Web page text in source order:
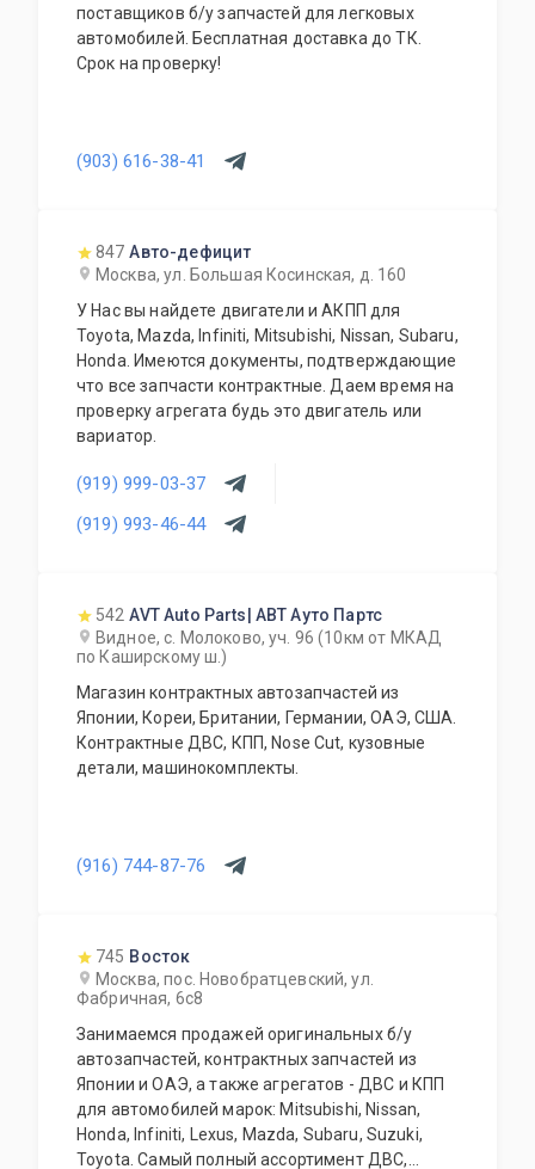
поставщиков б/у запчастей для легковых
автомобилей. Бесплатная доставка до ТК.
Срок на проверку!
(903) 616-38-41
847 Авто-дефицит
Москва, ул. Большая Косинская, д. 160
У Нас вы найдете двигатели и АКПП для
Toyota, Mazda, Infiniti, Mitsubishi, Nissan, Subaru,
Honda. Имеются документы, подтверждающие
что все запчасти контрактные. Даем время на
проверку агрегата будь это двигатель или
вариатор.
(919) 999-03-37
(919) 993-46-44
542 AVT Auto Parts| АВТ Ауто Партс
Видное, с. Молоково, уч. 96 (10км от МКАД
по Каширскому ш.)
Магазин контрактных автозапчастей из
Японии, Кореи, Британии, Германии, ОАЭ, США.
Контрактные ДВС, КПП, Nose Cut, кузовные
детали, машинокомплекты.
(916) 744-87-76
745 Восток
Москва, пос. Новобратцевский, ул.
Фабричная, 6с8
Занимаемся продажей оригинальных б/у
автозапчастей, контрактных запчастей из
Японии и ОАЭ, а также агрегатов - ДВС и КПП
для автомобилей марок: Mitsubishi, Nissan,
Honda, Infiniti, Lexus, Mazda, Subaru, Suzuki,
Toyota. Самый полный ассортимент ДВС,